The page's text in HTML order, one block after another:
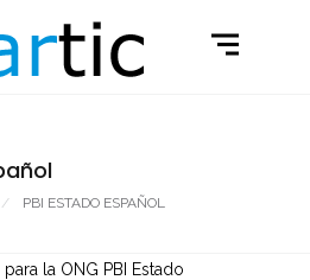
PBI ESTADO ESPAÑOL
la ONG PBI Estado